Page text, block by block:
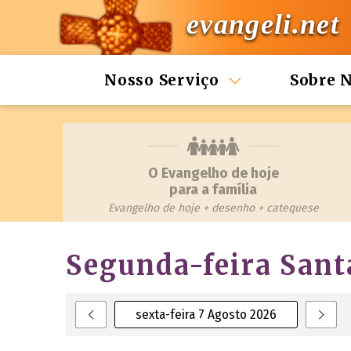
evangeli.net
Nosso Serviço Sobre
O Evangelho de hoje
para a família
Evangelho de hoje + desenho + catequese
sexta-feira 7 Agosto 2026
Segunda-feira